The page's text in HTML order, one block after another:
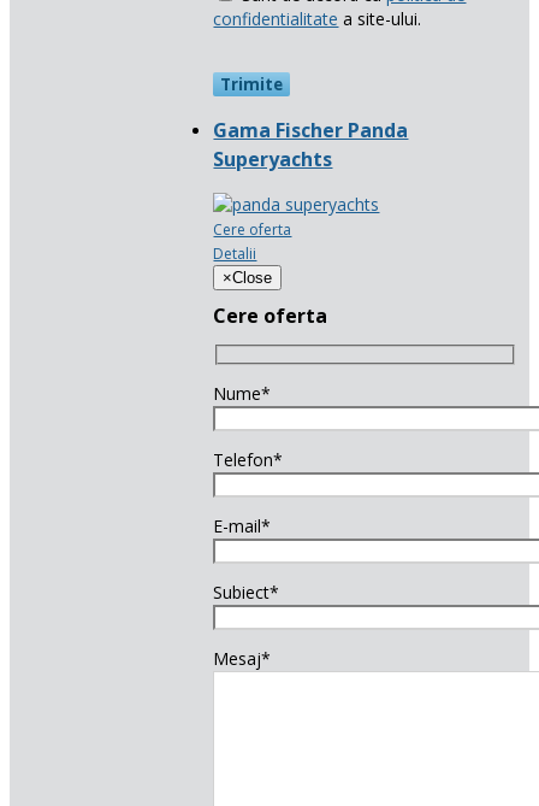
confidentialitate a site-ului.
Gama Fischer Panda
Superyachts
Cere oferta
Detalii
×Close
Cere oferta
Nume*
Telefon*
E-mail*
Subiect*
Mesaj*